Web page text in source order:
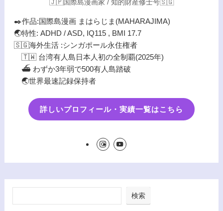
🇯🇵国際島漫画家 / 知的財産修士号🇸🇬
✒️作品:国際島漫画 まはらじま(MAHARAJIMA)
🌏特性: ADHD / ASD, IQ115 , BMI 17.7
🇸🇬海外生活 :シンガポール永住権者
🇹🇼 台湾有人島日本人初の全制覇(2025年)
⛴️ わずか3年弱で500有人島踏破
🌏世界最速記録保持者
詳しいプロフィール・実績一覧はこちら
検索